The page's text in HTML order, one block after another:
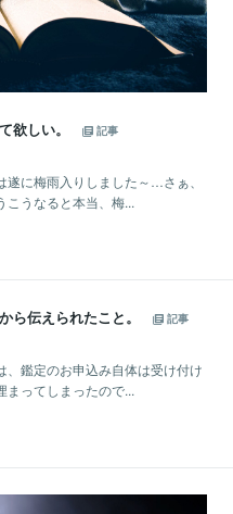
欲しい。
記事
に梅雨入りしました～…さぁ、
こうなると本当、梅...
ら伝えられたこと。
記事
鑑定のお申込み自体は受け付け
まってしまったので...